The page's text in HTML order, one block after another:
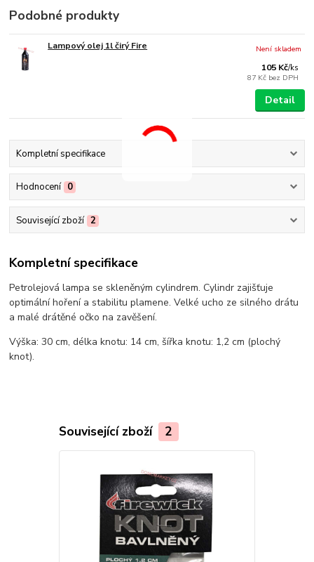
Podobné produkty
Lampový olej 1l čirý Fire
105 Kč/ks
87 Kč bez DPH
Není skladem
Detail
Kompletní specifikace
Hodnocení 0
Související zboží 2
Kompletní specifikace
Petrolejová lampa se skleněným cylindrem. Cylindr zajišťuje
optimální hoření a stabilitu plamene. Velké ucho ze silného drátu
a malé drátěné očko na zavěšení.
Výška: 30 cm, délka knotu: 14 cm, šířka knotu: 1,2 cm (plochý
knot).
Související zboží 2